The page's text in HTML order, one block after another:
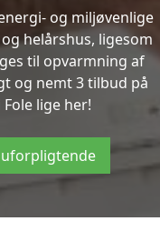
og miljøvenlige
helårshus, ligesom
til opvarmning af
og nemt 3 tilbud på
lige her!